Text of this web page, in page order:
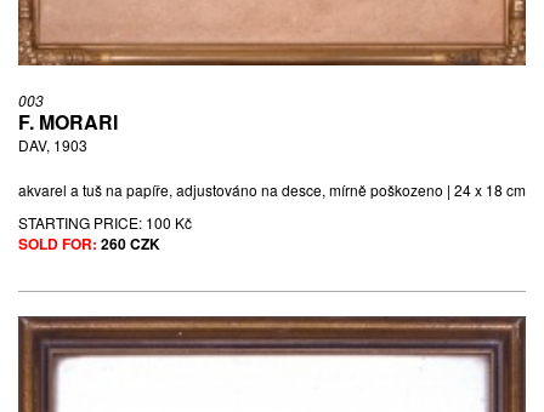
003
F. MORARI
DAV, 1903
akvarel a tuš na papíře, adjustováno na desce, mírně poškozeno | 24 x 18 cm
STARTING PRICE: 100 Kč
SOLD FOR: 260 CZK